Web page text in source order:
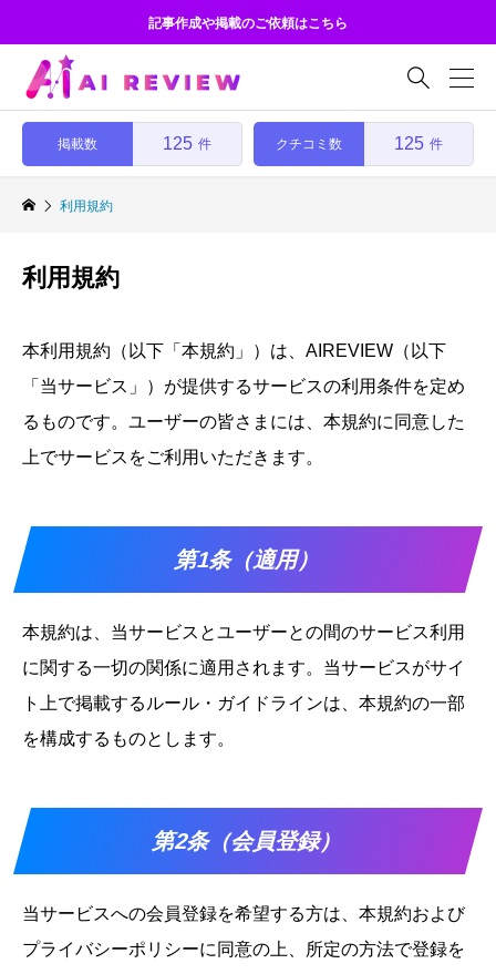
記事作成や掲載のご依頼はこちら

掲載数 125 件 クチコミ数 125 件
利用規約
利用規約
本利用規約（以下「本規約」）は、AIREVIEW（以下
「当サービス」）が提供するサービスの利用条件を定め
るものです。ユーザーの皆さまには、本規約に同意した
上でサービスをご利用いただきます。
第1条（適用）
本規約は、当サービスとユーザーとの間のサービス利用
に関する一切の関係に適用されます。当サービスがサイ
ト上で掲載するルール・ガイドラインは、本規約の一部
を構成するものとします。
第2条（会員登録）
当サービスへの会員登録を希望する方は、本規約および
プライバシーポリシーに同意の上、所定の方法で登録を